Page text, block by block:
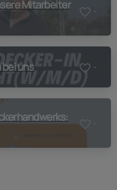
Mitarbeiter
uns -